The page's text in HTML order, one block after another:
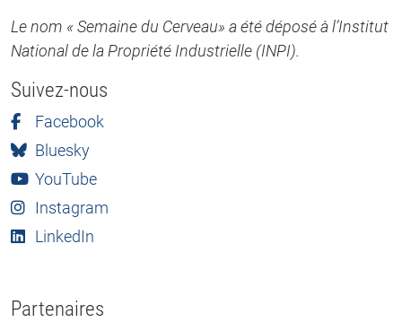
Le nom « Semaine du Cerveau» a été déposé à l’Institut
National de la Propriété Industrielle (INPI).
Suivez-nous
Facebook
Bluesky
YouTube
Instagram
LinkedIn
Partenaires